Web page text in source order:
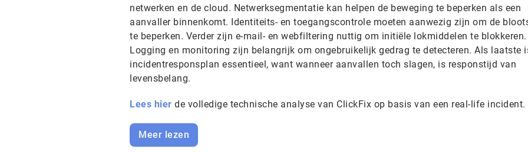
netwerken en de cloud. Netwerksegmentatie kan helpen de beweging te beperken als een
aanvaller binnenkomt. Identiteits- en toegangscontrole moeten aanwezig zijn om de
te beperken. Verder zijn e-mail- en webfiltering nuttig om initiële lokmiddelen te blokkeren.
Logging en monitoring zijn belangrijk om ongebruikelijk gedrag te detecteren. Als laatste
incidentresponsplan essentieel, want wanneer aanvallen toch slagen, is responstijd van
levensbelang.
Lees hier de volledige technische analyse van ClickFix op basis van een real-life incident.
Meer lezen